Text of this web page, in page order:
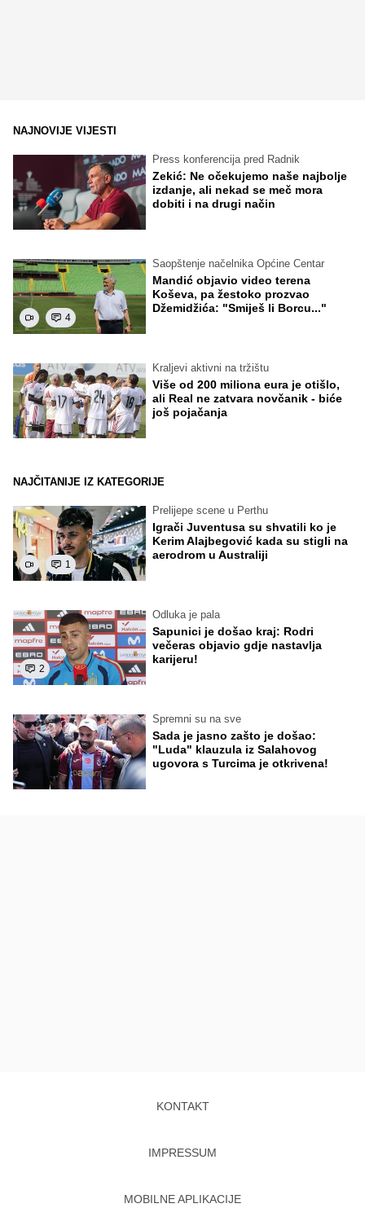
NAJNOVIJE VIJESTI
Press konferencija pred Radnik
Zekić: Ne očekujemo naše najbolje
izdanje, ali nekad se meč mora
dobiti i na drugi način
4
Saopštenje načelnika Općine Centar
Mandić objavio video terena
Koševa, pa žestoko prozvao
Džemidžića: "Smiješ li Borcu..."
Kraljevi aktivni na tržištu
Više od 200 miliona eura je otišlo,
ali Real ne zatvara novčanik - biće
još pojačanja
NAJČITANIJE IZ KATEGORIJE
1
Prelijepe scene u Perthu
Igrači Juventusa su shvatili ko je
Kerim Alajbegović kada su stigli na
aerodrom u Australiji
2
Odluka je pala
Sapunici je došao kraj: Rodri
večeras objavio gdje nastavlja
karijeru!
Spremni su na sve
Sada je jasno zašto je došao:
"Luda" klauzula iz Salahovog
ugovora s Turcima je otkrivena!
KONTAKT
IMPRESSUM
MOBILNE APLIKACIJE